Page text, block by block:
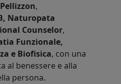
,
Naturopata
Counselor,
Funzionale,
e Biofisica, con una
al benessere e alla
persona.